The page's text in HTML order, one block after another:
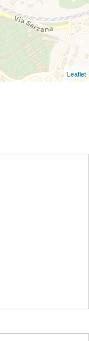
Leaflet